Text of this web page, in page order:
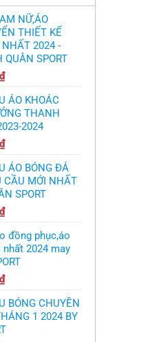
NỮ,ÁO
THIẾT KẾ
NHẤT 2024 -
QUÂN SPORT
₫Giá
tại
là:
299.000 ₫.
ÁO KHOÁC
THANH
2024
₫Giá
tại
là:
300.000 ₫.
ÁO BÓNG ĐÁ
CẦU MỚI NHẤT
SPORT
₫Giá
tại
là:
149.000 ₫.
đồng phục,áo
2024 may
₫Giá
tại
là:
BÓNG CHUYỀN
1 2024 BY